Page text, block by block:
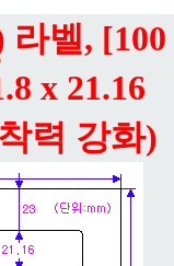
라벨, [100
x 21.16
력 강화)